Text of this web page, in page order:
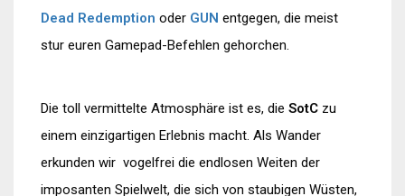
Dead Redemption oder GUN entgegen, die meist
stur euren Gamepad-Befehlen gehorchen.
Die toll vermittelte Atmosphäre ist es, die SotC zu
einem einzigartigen Erlebnis macht. Als Wander
erkunden wir vogelfrei die endlosen Weiten der
imposanten Spielwelt, die sich von staubigen Wüsten,